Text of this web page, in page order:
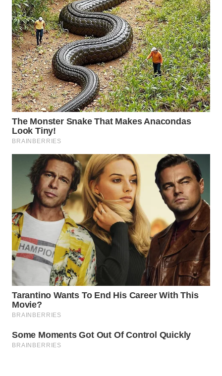
LIKUPANG
WN
LABUANBAJO
WN
BORNEO
Wahana
Media
Group
WAHANA
NEWS
WAHANA
TANI
WAHANA
ADVOKAT
WAHANA
INFRASTRUKTUR
WAHANA
KONSUMEN
LISTRIK